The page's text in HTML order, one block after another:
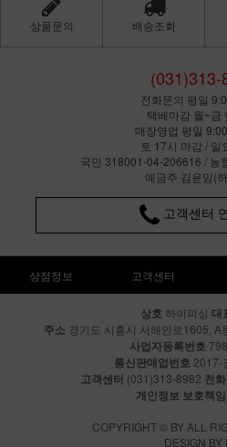
상품문의 배송조회
(031)313-
전화문의 평일
택배마감 월~금
매장영업 평일
토 17시 마감 / 일
국민 318001-04-206616 / 농
예금주 김윤임(
고객센터
상점정보 고객센터
상호 하이피싱 대
주소 경기도 시흥시 서해안로1605,
사업자등록번호
통신판매업번호 2017-
고객센터 (031)313-8982 전
개인정보 보호책
COPYRIGHT © BY ALL
DESIGN BY